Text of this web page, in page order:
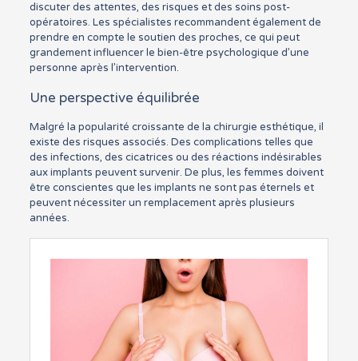
discuter des attentes, des risques et des soins post-
opératoires. Les spécialistes recommandent également de
prendre en compte le soutien des proches, ce qui peut
grandement influencer le bien-être psychologique d’une
personne après l’intervention.
Une perspective équilibrée
Malgré la popularité croissante de la chirurgie esthétique, il
existe des risques associés. Des complications telles que
des infections, des cicatrices ou des réactions indésirables
aux implants peuvent survenir. De plus, les femmes doivent
être conscientes que les implants ne sont pas éternels et
peuvent nécessiter un remplacement après plusieurs
années.